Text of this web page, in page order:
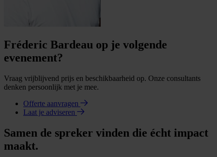
Fréderic Bardeau op je volgende
evenement?
Vraag vrijblijvend prijs en beschikbaarheid op. Onze consultants
denken persoonlijk met je mee.
Offerte aanvragen
Laat je adviseren
Samen de spreker vinden die écht impact
maakt.